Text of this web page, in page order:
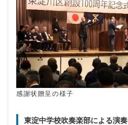
感謝状贈呈の様子
東淀中学校吹奏楽部による演奏